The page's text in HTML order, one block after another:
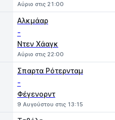
Αύριο στις 21:00
Αλκμάαρ
-
Ντεν Χάαγκ
Αύριο στις 22:00
Σπαρτα Ρότερνταμ
-
Φέγενορντ
9 Αυγούστου στις 13:15